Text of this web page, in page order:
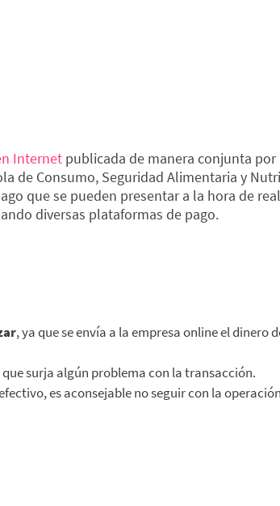
Internet publicada de manera conjunta por
de Consumo, Seguridad Alimentaria y
que se pueden presentar a la hora de
diversas plataformas de pago.
, ya que se envía a la empresa online el
que surja algún problema con la transacción.
es aconsejable no seguir con la